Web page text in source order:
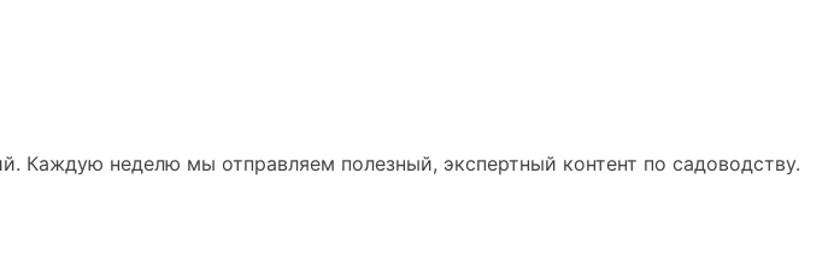
Каждую неделю мы отправляем полезный, экспертный контент по садоводству.